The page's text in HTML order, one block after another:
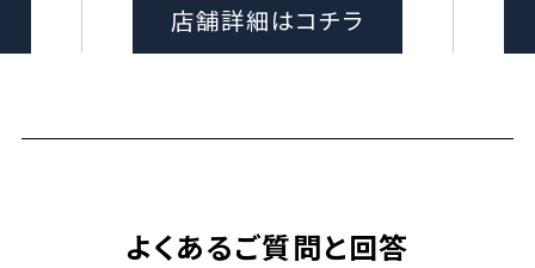
店舗詳細はコチラ
よくあるご質問と回答